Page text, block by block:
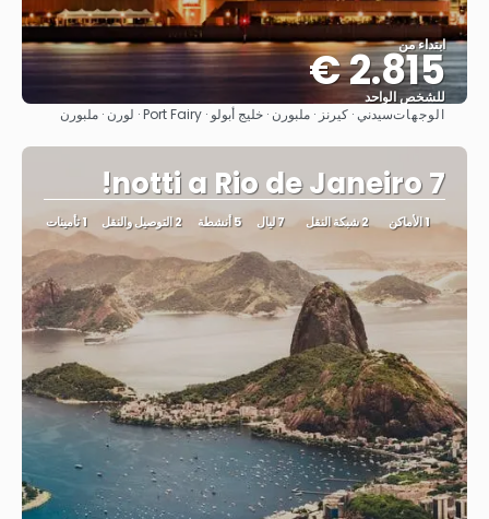
ابتداء من
2.815 €
للشخص الواحد
شاهد
الوجهاتسيدني · كيرنز · ملبورن · خليج أبولو · Port Fairy · لورن · ملبورن
7 notti a Rio de Janeiro!
1 الأماكن 2 شبكة النقل 7 ليال 5 أنشطة 2 التوصيل والنقل 1 تأمينات